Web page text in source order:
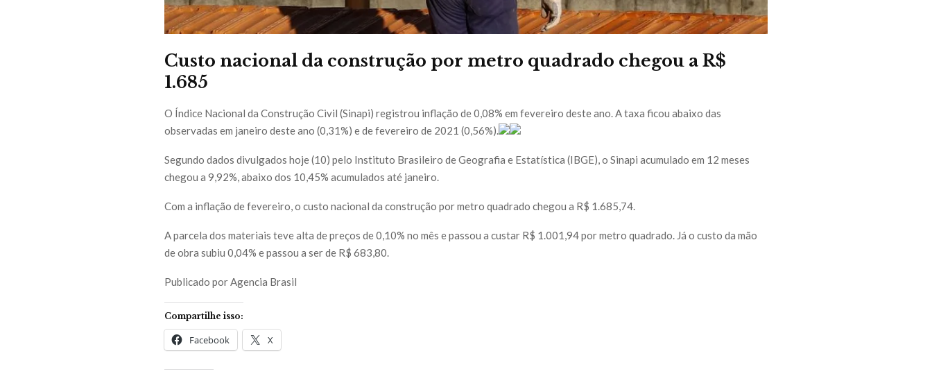
Custo nacional da construção por metro quadrado chegou a R$
1.685
O Índice Nacional da Construção Civil (Sinapi) registrou inflação de 0,08% em fevereiro deste ano. A taxa ficou abaixo das
observadas em janeiro deste ano (0,31%) e de fevereiro de 2021 (0,56%).
Segundo dados divulgados hoje (10) pelo Instituto Brasileiro de Geografia e Estatística (IBGE), o Sinapi acumulado em 12 meses
chegou a 9,92%, abaixo dos 10,45% acumulados até janeiro.
Com a inflação de fevereiro, o custo nacional da construção por metro quadrado chegou a R$ 1.685,74.
A parcela dos materiais teve alta de preços de 0,10% no mês e passou a custar R$ 1.001,94 por metro quadrado. Já o custo da mão
de obra subiu 0,04% e passou a ser de R$ 683,80.
Publicado por Agencia Brasil
Compartilhe isso:
Facebook X